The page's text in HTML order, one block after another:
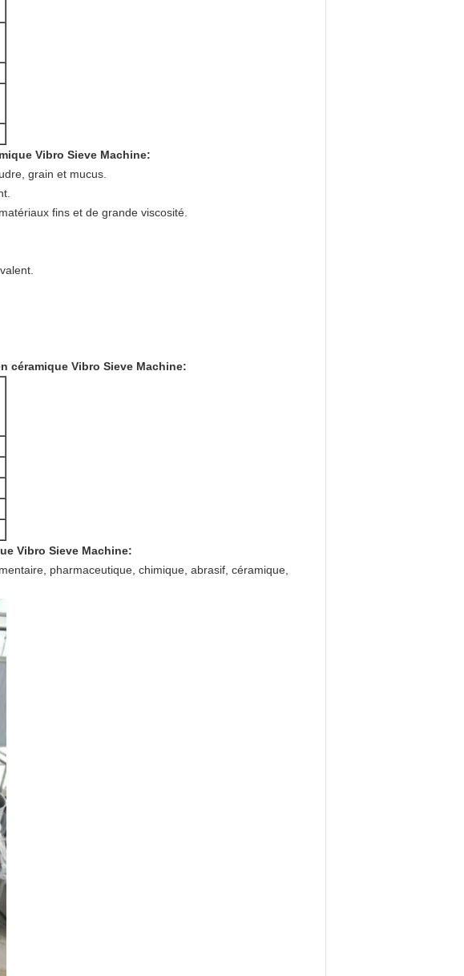
Vibro Sieve Machine:
grain et mucus.
fins et de grande viscosité.
céramique Vibro Sieve Machine:
Vibro Sieve Machine:
pharmaceutique, chimique, abrasif, céramique,